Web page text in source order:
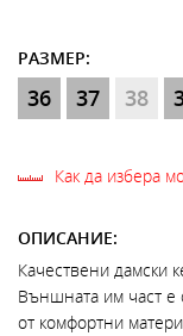
РАЗМЕР:
36 37 38
Как да избера
ОПИСАНИЕ:
Качествени дамски
Външната им част е
от комфортни